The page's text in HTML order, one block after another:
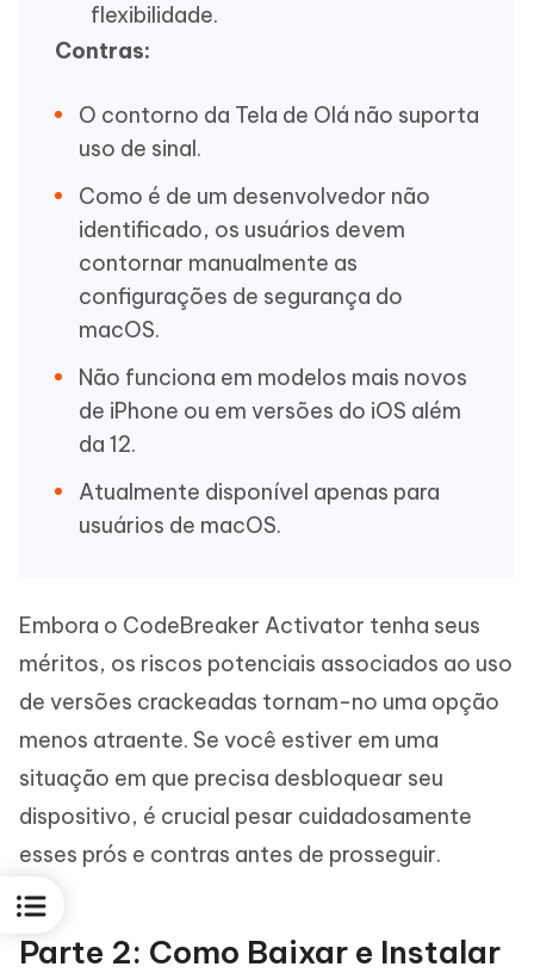
flexibilidade.
Contras:
O contorno da Tela de Olá não suporta
uso de sinal.
Como é de um desenvolvedor não
identificado, os usuários devem
contornar manualmente as
configurações de segurança do
macOS.
Não funciona em modelos mais novos
de iPhone ou em versões do iOS além
da 12.
Atualmente disponível apenas para
usuários de macOS.
Embora o CodeBreaker Activator tenha seus
méritos, os riscos potenciais associados ao uso
de versões crackeadas tornam-no uma opção
menos atraente. Se você estiver em uma
situação em que precisa desbloquear seu
dispositivo, é crucial pesar cuidadosamente
esses prós e contras antes de prosseguir.
Parte 2: Como Baixar e Instalar